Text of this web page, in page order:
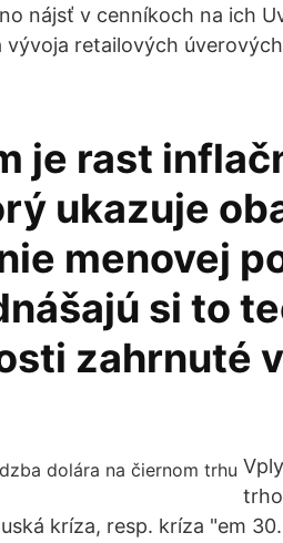
nájsť v cenníkoch na ich
vývoja retailových
je rast
ukazuje
menovej
si to
zahrnuté
kríza, resp. kríza "em